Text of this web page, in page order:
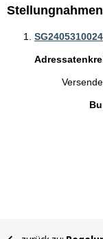
SG2405310024